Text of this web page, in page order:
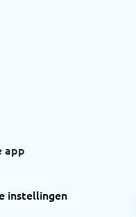
app
instellingen